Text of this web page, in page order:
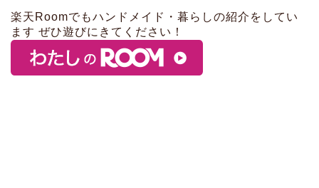
楽天Roomでもハンドメイド・暮らしの紹介をしてい
ます ぜひ遊びにきてください！